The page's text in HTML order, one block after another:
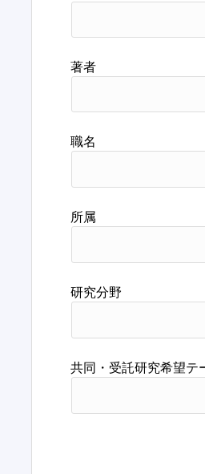
著者
職名
所属
研究分野
共同・受託研究希望テ